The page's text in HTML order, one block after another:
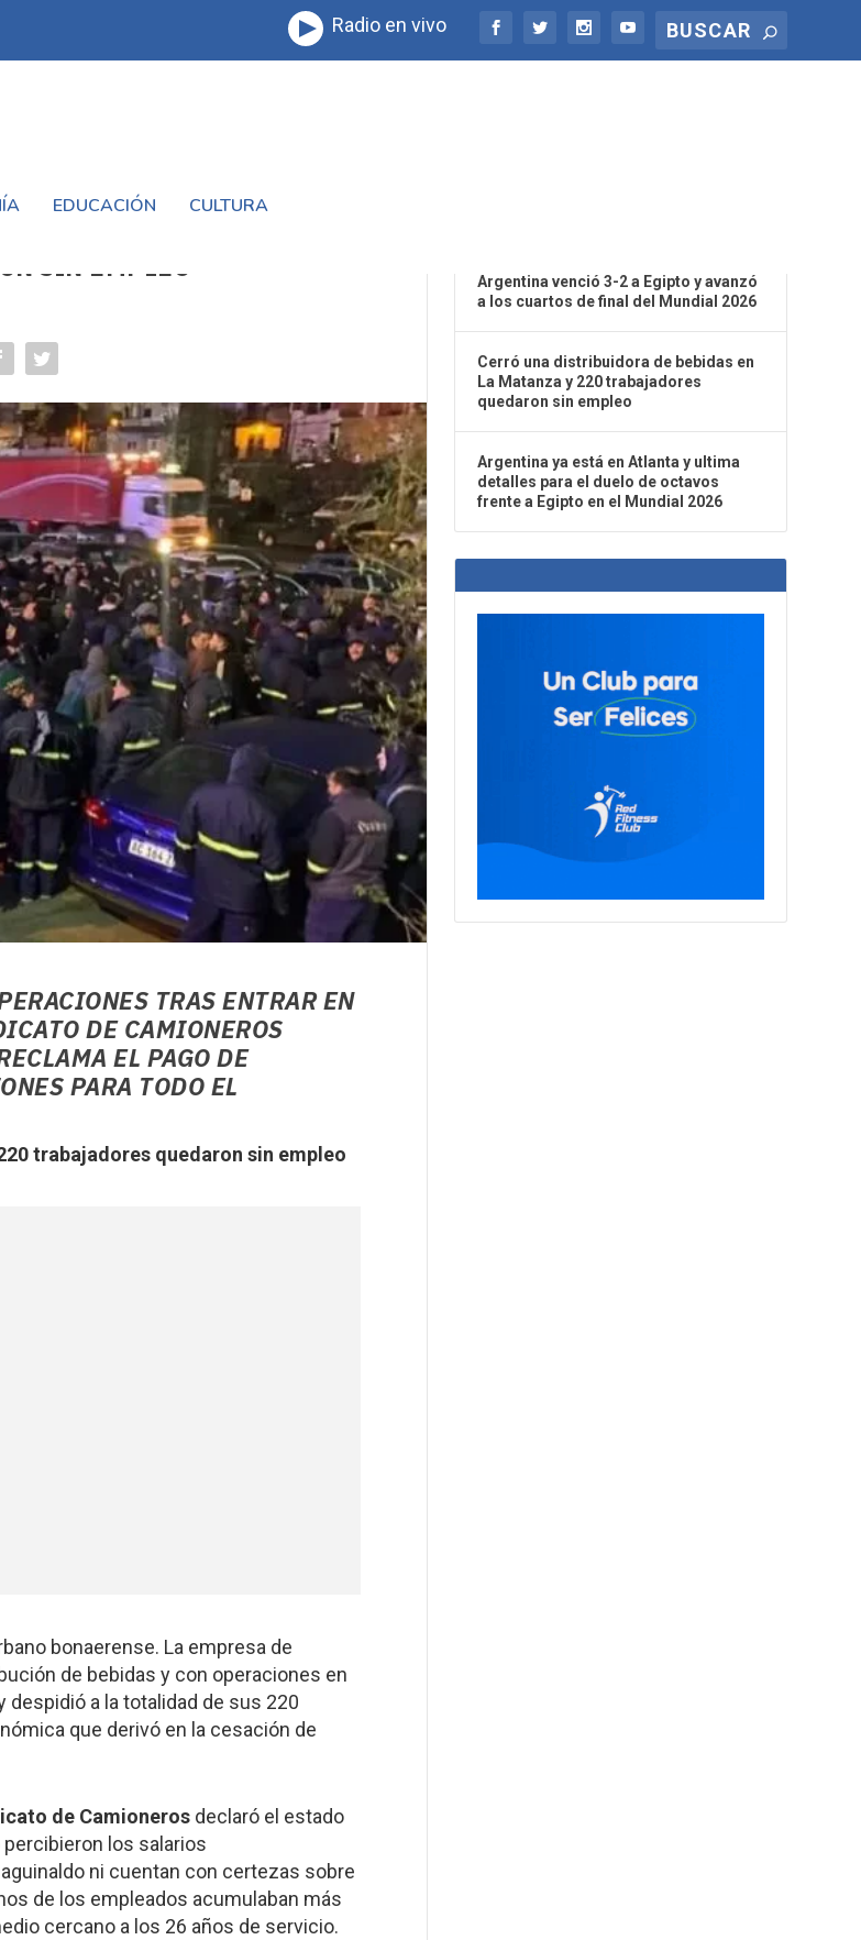
Radio en vivo
EDUCACIÓN CULTURA
SIN EMPLEO
TRAS ENTRAR EN
DE CAMIONEROS
EL PAGO DE
PARA TODO EL
trabajadores quedaron sin empleo
bonaerense. La empresa de
de bebidas y con operaciones en
a la totalidad de sus 220
que derivó en la cesación de
de Camioneros declaró el estado
los salarios
ni cuentan con certezas sobre
de los empleados acumulaban más
cercano a los 26 años de servicio.
Argentina venció 3-2 a Egipto y avanzó
a los cuartos de final del Mundial 2026
Cerró una distribuidora de bebidas en
La Matanza y 220 trabajadores
quedaron sin empleo
Argentina ya está en Atlanta y ultima
detalles para el duelo de octavos
frente a Egipto en el Mundial 2026